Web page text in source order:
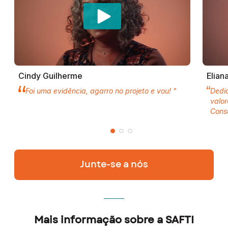
Cindy Guilherme
Foi uma evidência, agarro no projeto e vou! "
Junte-se a nós
Mais informação sobre a SAFTI